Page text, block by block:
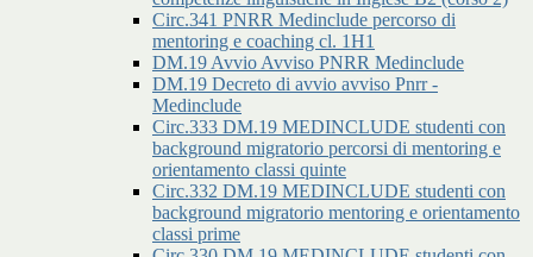
Circ.341 PNRR Medinclude percorso di
mentoring e coaching cl. 1H1
DM.19 Avvio Avviso PNRR Medinclude
DM.19 Decreto di avvio avviso Pnrr -
Medinclude
Circ.333 DM.19 MEDINCLUDE studenti con
background migratorio percorsi di mentoring e
orientamento classi quinte
Circ.332 DM.19 MEDINCLUDE studenti con
background migratorio mentoring e orientamento
classi prime